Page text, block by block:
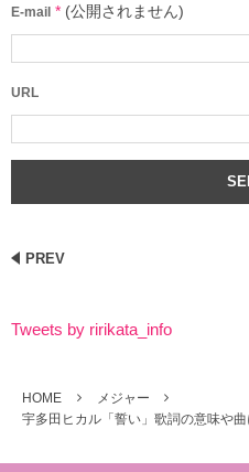
E-mail * (公開されません)
URL
PREV
Tweets by ririkata_info
HOME
メジャー
宇多田ヒカル「誓い」歌詞の意味や